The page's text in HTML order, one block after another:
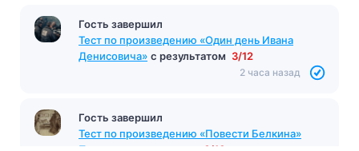
Гость завершил
Тест по произведению «Один день Ивана
Денисовича» с результатом 3/12
2 часа назад
Гость завершил
Тест по произведению «Повести Белкина»